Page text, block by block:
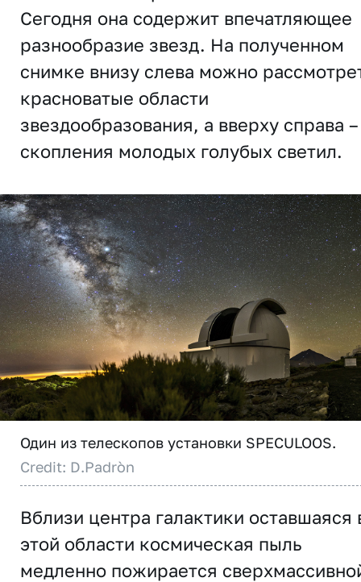
Сегодня она содержит впечатляющее
разнообразие звезд. На полученном
снимке внизу слева можно
красноватые области
звездообразования, а вверху справа –
скопления молодых голубых светил.
Один из телескопов установки SPECULOOS.
Credit: D.Padròn
Вблизи центра галактики оставшаяся
этой области космическая пыль
медленно пожирается